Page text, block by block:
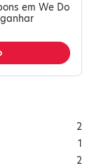
em We Do
2
1
2